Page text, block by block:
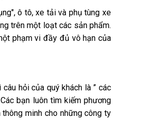
ô tô, xe tải và phụ tùng xe
trên một loạt các sản phẩm.
phạm vi đầy đủ vô hạn của
hỏi của quý khách là ” các
bạn luôn tìm kiếm phương
minh cho những công ty